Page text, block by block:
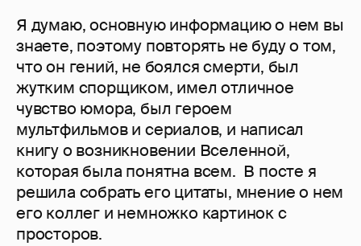
Я думаю, основную информацию о нем вы
знаете, поэтому повторять не буду о том,
что он гений, не боялся смерти, был
жутким спорщиком, имел отличное
чувство юмора, был героем
мультфильмов и сериалов, и написал
книгу о возникновении Вселенной,
которая была понятна всем. В посте я
решила собрать его цитаты, мнение о нем
его коллег и немножко картинок с
просторов.